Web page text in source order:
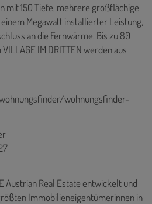
mit 150 Tiefe, mehrere großflächige
Megawatt installierter Leistung,
an die Fernwärme. Bis zu 80
IM DRITTEN werden aus
wohnungsfinder-
Austrian Real Estate entwickelt und
Immobilieneigentümerinnen in